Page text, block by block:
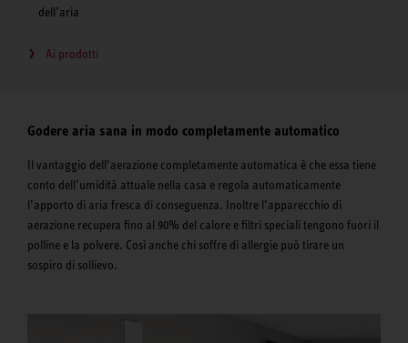
dell’aria
Ai prodotti
Godere aria sana in modo completamente automatico
Il vantaggio dell’aerazione completamente automatica è che essa tiene
conto dell’umidità attuale nella casa e regola automaticamente
l’apporto di aria fresca di conseguenza. Inoltre l’apparecchio di
aerazione recupera fino al 90% del calore e filtri speciali tengono fuori il
polline e la polvere. Così anche chi soffre di allergie può tirare un
sospiro di sollievo.